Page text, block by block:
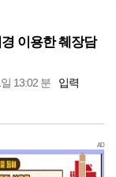
이용한 췌장담
13:02 분
입력
AD